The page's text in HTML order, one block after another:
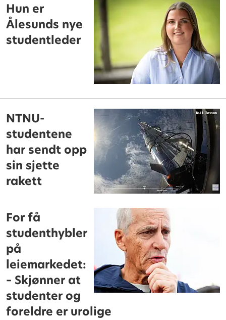
Hun er
Ålesunds nye
studentleder
NTNU-
studentene
har sendt opp
sin sjette
rakett
For få
studenthybler
på
leiemarkedet:
– Skjønner at
studenter og
foreldre er urolige